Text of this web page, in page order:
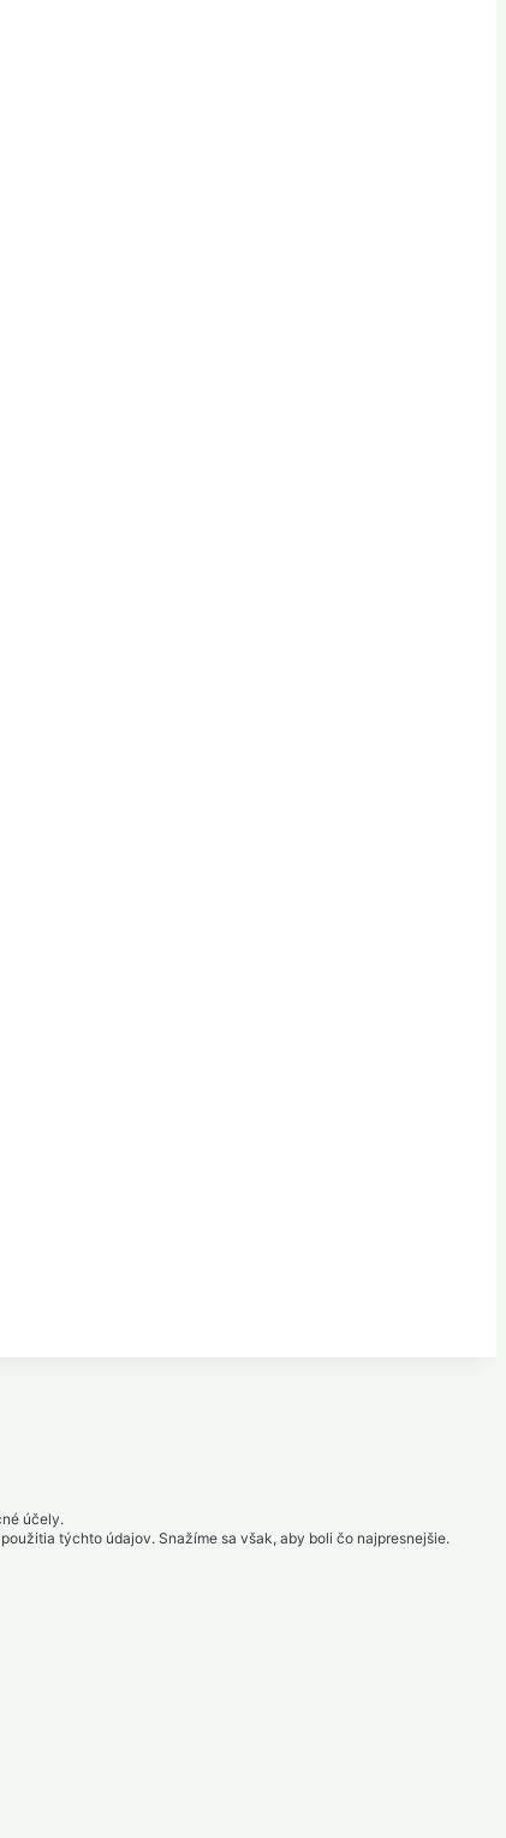
účely.
týchto údajov. Snažíme sa však, aby boli čo najpresnejšie.